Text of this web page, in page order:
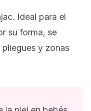
Ideal para el
su forma, se
y zonas